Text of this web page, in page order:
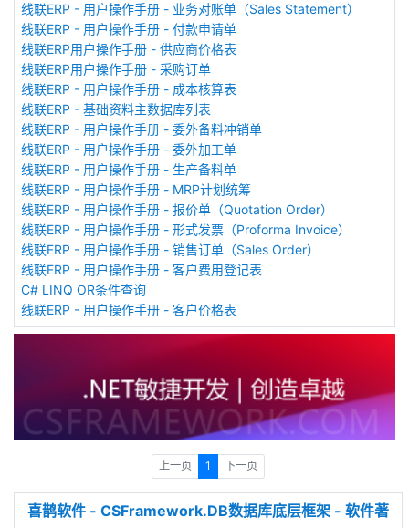
线联ERP - 用户操作手册 - 业务对账单（Sales Statement）
线联ERP - 用户操作手册 - 付款申请单
线联ERP用户操作手册 - 供应商价格表
线联ERP用户操作手册 - 采购订单
线联ERP - 用户操作手册 - 成本核算表
线联ERP - 基础资料主数据库列表
线联ERP - 用户操作手册 - 委外备料冲销单
线联ERP - 用户操作手册 - 委外加工单
线联ERP - 用户操作手册 - 生产备料单
线联ERP - 用户操作手册 - MRP计划统筹
线联ERP - 用户操作手册 - 报价单（Quotation Order）
线联ERP - 用户操作手册 - 形式发票（Proforma Invoice）
线联ERP - 用户操作手册 - 销售订单（Sales Order）
线联ERP - 用户操作手册 - 客户费用登记表
C# LINQ OR条件查询
线联ERP - 用户操作手册 - 客户价格表
上一页 1 下一页
喜鹊软件 - CSFramework.DB数据库底层框架 - 软件著